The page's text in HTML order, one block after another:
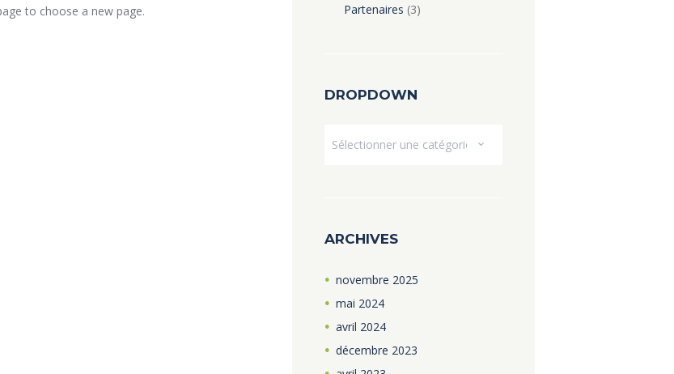
to choose a new page.
Partenaires (3)
DROPDOWN
ARCHIVES
novembre 2025
mai 2024
avril 2024
décembre 2023